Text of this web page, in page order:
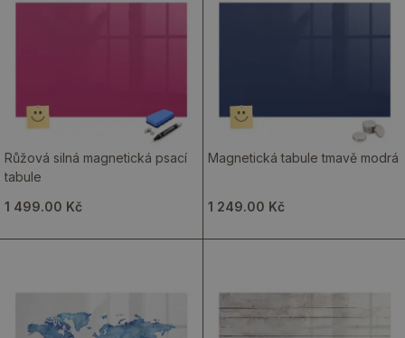
Růžová silná magnetická psací
tabule
1 499.00 Kč
Magnetická tabule tmavě modrá
1 249.00 Kč